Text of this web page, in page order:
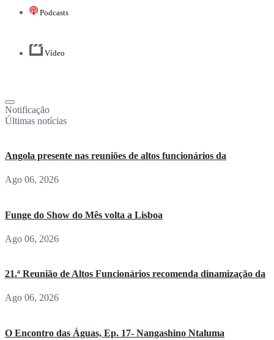
Podcasts
Vídeo
Notificação
Últimas notícias
Angola presente nas reuniões de altos funcionários da
Ago 06, 2026
Funge do Show do Mês volta a Lisboa
Ago 06, 2026
21.ª Reunião de Altos Funcionários recomenda dinamização da
Ago 06, 2026
O Encontro das Águas, Ep. 17- Nangashino Ntaluma